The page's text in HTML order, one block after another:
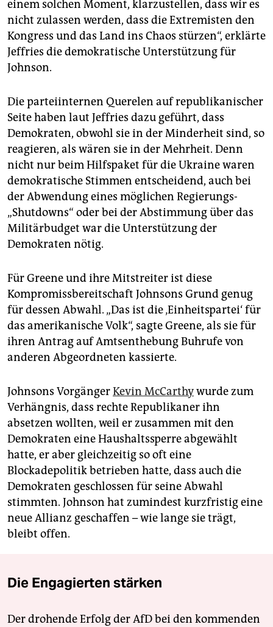
einem solchen Moment, klarzustellen, dass wir es
nicht zulassen werden, dass die Extremisten den
Kongress und das Land ins Chaos stürzen“, erklärte
Jeffries die demokratische Unterstützung für
Johnson.
Die parteiinternen Querelen auf republikanischer
Seite haben laut Jeffries dazu geführt, dass
Demokraten, obwohl sie in der Minderheit sind, so
reagieren, als wären sie in der Mehrheit. Denn
nicht nur beim Hilfspaket für die Ukraine waren
demokratische Stimmen entscheidend, auch bei
der Abwendung eines möglichen Regierungs-
„Shutdowns“ oder bei der Abstimmung über das
Militärbudget war die Unterstützung der
Demokraten nötig.
Für Greene und ihre Mitstreiter ist diese
Kompromissbereitschaft Johnsons Grund genug
für dessen Abwahl. „Das ist die ‚Einheitspartei‘ für
das amerikanische Volk“, sagte Greene, als sie für
ihren Antrag auf Amtsenthebung Buhrufe von
anderen Abgeordneten kassierte.
Johnsons VorgängerKevin McCarthywurde zum
Verhängnis, dass rechte Republikaner ihn
absetzen wollten, weil er zusammen mit den
Demokraten eine Haushaltssperre abgewählt
hatte, er aber gleichzeitig so oft eine
Blockadepolitik betrieben hatte, dass auch die
Demokraten geschlossen für seine Abwahl
stimmten. Johnson hat zumindest kurzfristig eine
neue Allianz geschaffen – wie lange sie trägt,
bleibt offen.
Die Engagierten stärken
Der drohende Erfolg der AfD bei den kommenden